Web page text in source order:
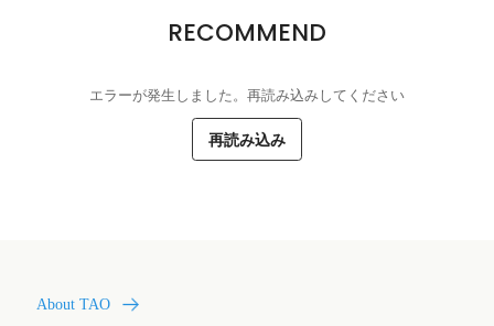
RECOMMEND
エラーが発生しました。再読み込みしてください
再読み込み
About TAO